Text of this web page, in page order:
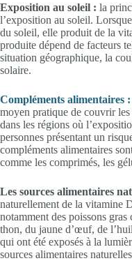
Exposition au soleil : la
l’exposition au soleil.
du soleil, elle produit de la
produite dépend de facteurs
situation géographique, la
solaire.
Compléments alimentaires :
moyen pratique de couvrir
dans les régions où
personnes présentant un
compléments alimentaires
comme les comprimés, les
Les sources alimentaires
naturellement de la vitamine
notamment des poissons
thon, du jaune d’œuf, de
qui ont été exposés à la
sources alimentaires